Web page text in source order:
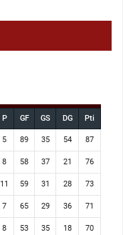
P GF GS DG Pti
5 89 35 54 87
8 58 37 21 76
11 59 31 28 73
7 65 29 36 71
8 53 35 18 70